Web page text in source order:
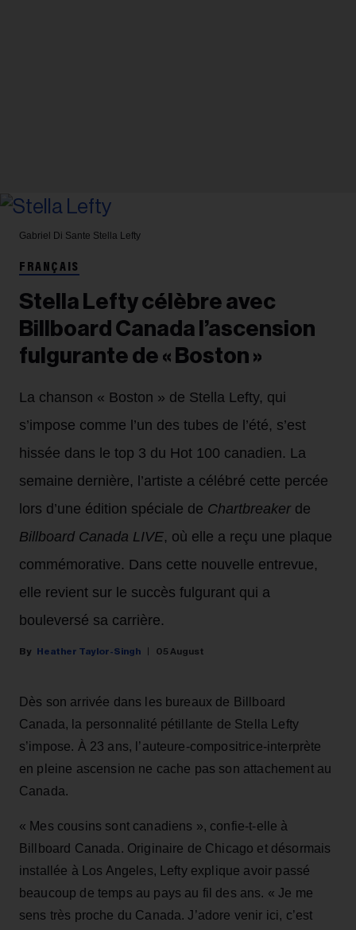
Gabriel Di Sante Stella Lefty
FRANÇAIS
Stella Lefty célèbre avec
Billboard Canada l’ascension
fulgurante de « Boston »
La chanson « Boston » de Stella Lefty, qui
s’impose comme l’un des tubes de l’été, s’est
hissée dans le top 3 du Hot 100 canadien. La
semaine dernière, l’artiste a célébré cette percée
lors d’une édition spéciale de Chartbreaker de
Billboard Canada LIVE, où elle a reçu une plaque
commémorative. Dans cette nouvelle entrevue,
elle revient sur le succès fulgurant qui a
bouleversé sa carrière.
Heather Taylor-Singh 05 August
Dès son arrivée dans les bureaux de Billboard
Canada, la personnalité pétillante de Stella Lefty
s’impose. À 23 ans, l’auteure-compositrice-interprète
en pleine ascension ne cache pas son attachement au
Canada.
« Mes cousins sont canadiens », confie-t-elle à
Billboard Canada. Originaire de Chicago et désormais
installée à Los Angeles, Lefty explique avoir passé
beaucoup de temps au pays au fil des ans. « Je me
sens très proche du Canada. J’adore venir ici, c’est